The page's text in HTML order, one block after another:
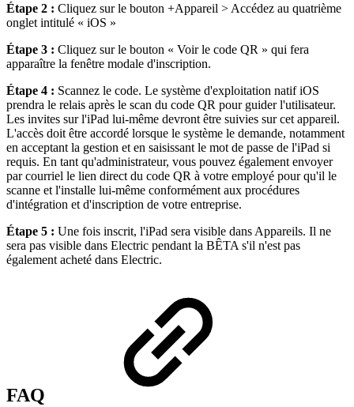
Étape 2 : Cliquez sur le bouton +Appareil > Accédez au quatrième
onglet intitulé « iOS »
Étape 3 : Cliquez sur le bouton « Voir le code QR » qui fera
apparaître la fenêtre modale d'inscription.
Étape 4 : Scannez le code. Le système d'exploitation natif iOS
prendra le relais après le scan du code QR pour guider l'utilisateur.
Les invites sur l'iPad lui-même devront être suivies sur cet appareil.
L'accès doit être accordé lorsque le système le demande, notamment
en acceptant la gestion et en saisissant le mot de passe de l'iPad si
requis. En tant qu'administrateur, vous pouvez également envoyer
par courriel le lien direct du code QR à votre employé pour qu'il le
scanne et l'installe lui-même conformément aux procédures
d'intégration et d'inscription de votre entreprise.
Étape 5 : Une fois inscrit, l'iPad sera visible dans Appareils. Il ne
sera pas visible dans Electric pendant la BÊTA s'il n'est pas
également acheté dans Electric.
FAQ